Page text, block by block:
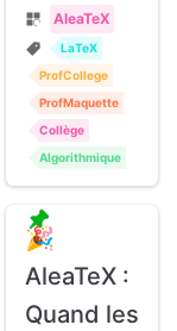
AleaTeX
LaTeX
ProfCollege
ProfMaquette
Collège
Algorithmique
🎉
AleaTeX :
Quand les